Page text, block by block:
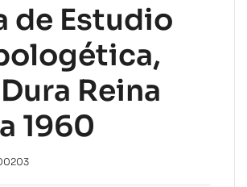
de Estudio
Reina
1960